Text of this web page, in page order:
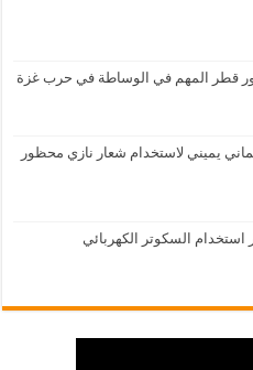
دور قطر المهم في الوساطة في حرب غزة
يميني لاستخدام شعار نازي محظور
استخدام السكوتر الكهربائي